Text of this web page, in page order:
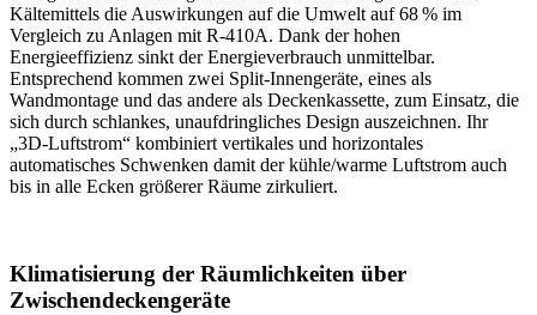
Kältemittels die Auswirkungen auf die Umwelt auf 68 % im
Vergleich zu Anlagen mit R-410A. Dank der hohen
Energieeffizienz sinkt der Energieverbrauch unmittelbar.
Entsprechend kommen zwei Split-Innengeräte, eines als
Wandmontage und das andere als Deckenkassette, zum Einsatz, die
sich durch schlankes, unaufdringliches Design auszeichnen. Ihr
„3D-Luftstrom“ kombiniert vertikales und horizontales
automatisches Schwenken damit der kühle/warme Luftstrom auch
bis in alle Ecken größerer Räume zirkuliert.
Klimatisierung der Räumlichkeiten über
Zwischendeckengeräte